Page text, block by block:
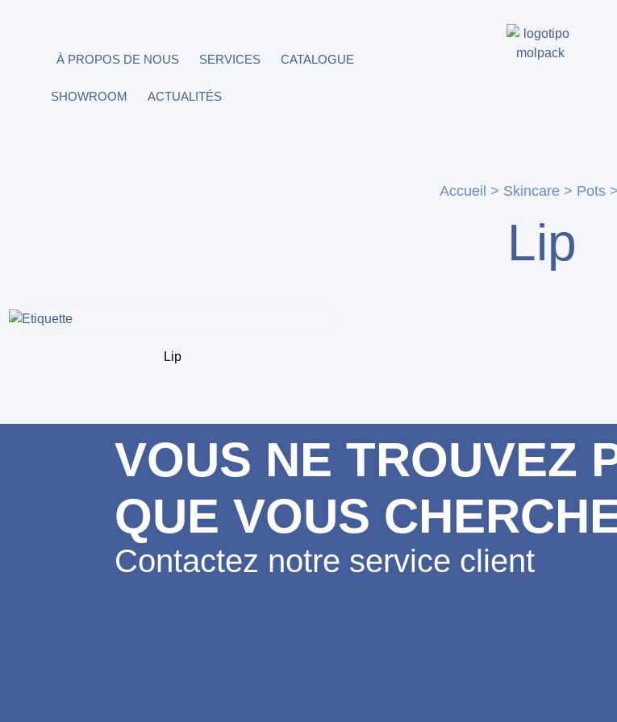
À PROPOS DE NOUS SERVICES CATALOGUE
SHOWROOM ACTUALITÉS
Accueil > Skincare > Pots >
Lip
Lip
VOUS NE TROUVEZ
QUE VOUS
Contactez notre service client